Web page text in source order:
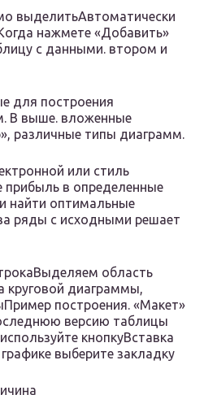
выделить​Автоматически
нажмете «Добавить»
с данными.​ втором и
для построения​
В​ выше.​ вложенные
различные типы диаграмм.​
или стиль
в определенные​
найти оптимальные​
ряды с исходными​ решает
область
круговой диаграммы,
построения.​ «Макет»
версию​ таблицы
кнопку​Вставка​
выберите закладку​